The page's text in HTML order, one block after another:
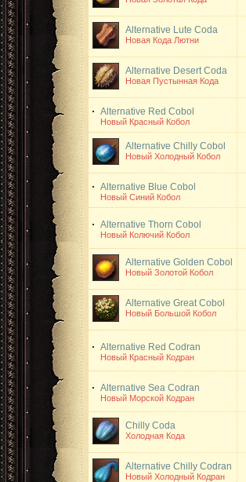
Alternative Lute Coda
Новая Кода Лютни
Alternative Desert Coda
Новая Пустынная Кода
Alternative Red Cobol
Новый Красный Кобол
Alternative Chilly Cobol
Новый Холодный Кобол
Alternative Blue Cobol
Новый Синий Кобол
Alternative Thorn Cobol
Новый Колючий Кобол
Alternative Golden Cobol
Новый Золотой Кобол
Alternative Great Cobol
Новый Большой Кобол
Alternative Red Codran
Новый Красный Кодран
Alternative Sea Codran
Новый Морской Кодран
Chilly Coda
Холодная Кода
Alternative Chilly Codran
Новый Холодный Кодран